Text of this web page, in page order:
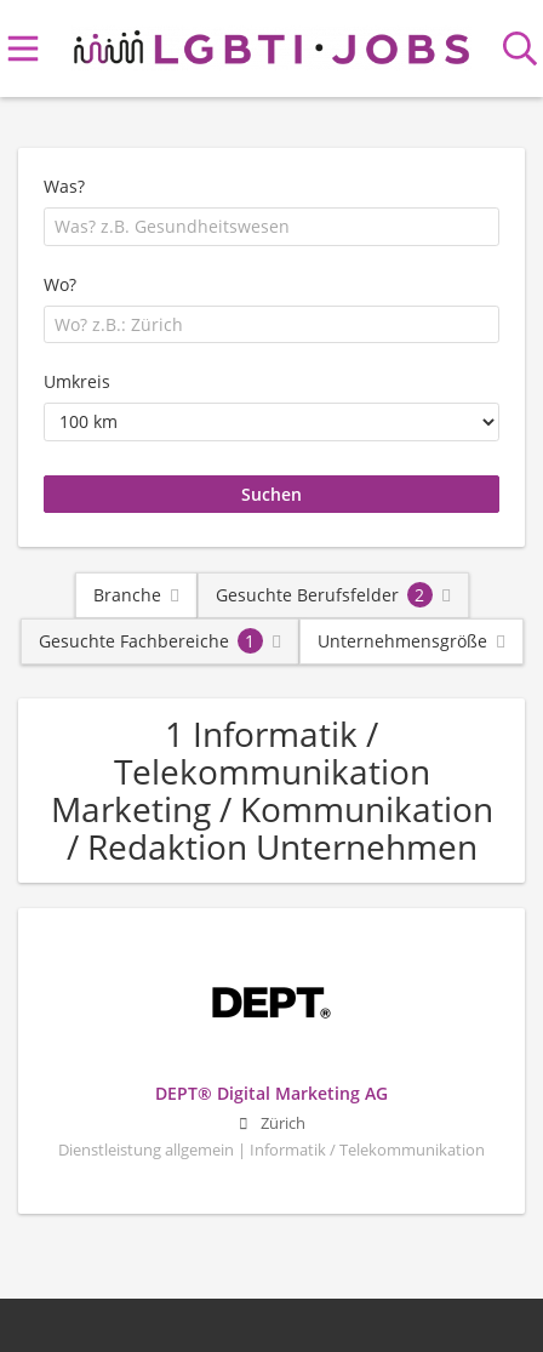
Was?
Wo?
Umkreis
Branche Gesuchte Berufsfelder
2
Gesuchte Fachbereiche
1 Unternehmensgröße
1 Informatik /
Telekommunikation
Marketing / Kommunikation
/ Redaktion Unternehmen
DEPT® Digital Marketing AG
Zürich
Dienstleistung allgemein | Informatik / Telekommunikation